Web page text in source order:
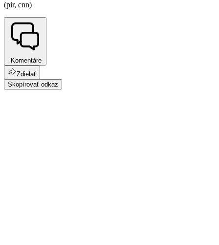
(pir, cnn)
Komentáre
Zdielať
Skopírovať odkaz